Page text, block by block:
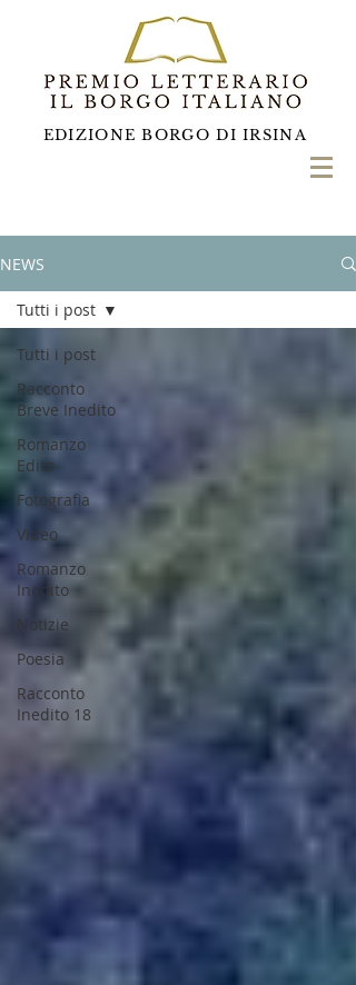
EDIZIONE BORGO DI IRSINA
NEWS
Tutti i post
Racconto
Breve Inedito
Romanzo
Edito
Fotografia
Video
Romanzo
Inedito
Notizie
Poesia
Racconto
Inedito 18
Tutti i post